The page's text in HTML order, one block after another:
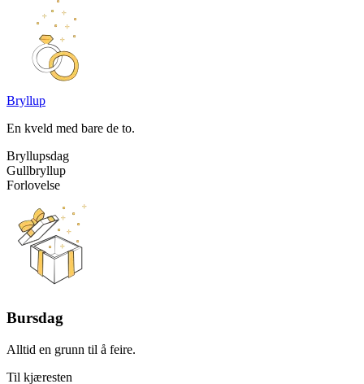
Bryllup
En kveld med bare de to.
Bryllupsdag
Gullbryllup
Forlovelse
Bursdag
Alltid en grunn til å feire.
Til kjæresten